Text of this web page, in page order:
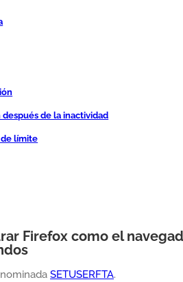
después de la inactividad
de límite
Firefox como el
SETUSERFTA.